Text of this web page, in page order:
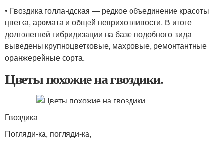
• Гвоздика голландская — редкое объединение красоты
цветка, аромата и общей неприхотливости. В итоге
долголетней гибридизации на базе подобного вида
выведены крупноцветковые, махровые, ремонтантные
оранжерейные сорта.
Цветы похожие на гвоздики.
Гвоздика
Погляди-ка, погляди-ка,